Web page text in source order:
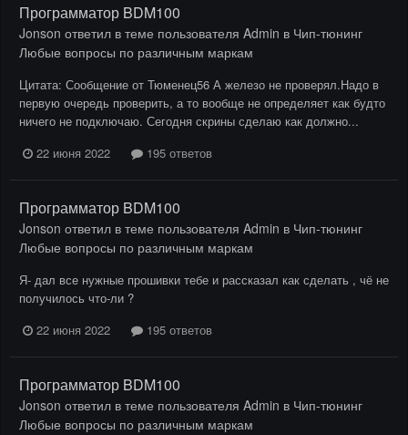
Программатор BDM100
Jonson ответил в теме пользователя Admin в Чип-тюнинг
Любые вопросы по различным маркам
Цитата: Сообщение от Тюменец56 А железо не проверял.Надо в
первую очередь проверить, а то вообще не определяет как будто
ничего не подключаю. Сегодня скрины сделаю как должно...
22 июня 2022
195 ответов
Программатор BDM100
Jonson ответил в теме пользователя Admin в Чип-тюнинг
Любые вопросы по различным маркам
Я- дал все нужные прошивки тебе и рассказал как сделать , чё не
получилось что-ли ?
22 июня 2022
195 ответов
Программатор BDM100
Jonson ответил в теме пользователя Admin в Чип-тюнинг
Любые вопросы по различным маркам